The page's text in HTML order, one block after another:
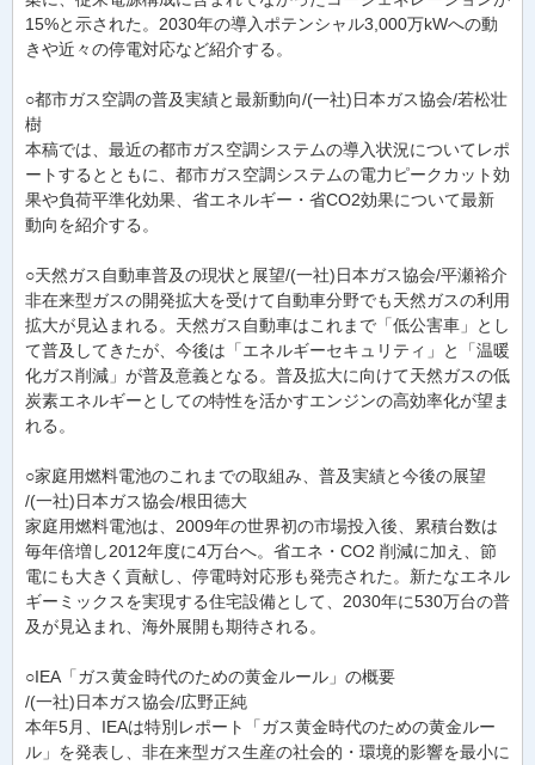
15%と示された。2030年の導入ポテンシャル3,000万kWへの動
きや近々の停電対応など紹介する。
○都市ガス空調の普及実績と最新動向/(一社)日本ガス協会/若松壮
樹
本稿では、最近の都市ガス空調システムの導入状況についてレポ
ートするとともに、都市ガス空調システムの電力ピークカット効
果や負荷平準化効果、省エネルギー・省CO2効果について最新
動向を紹介する。
○天然ガス自動車普及の現状と展望/(一社)日本ガス協会/平瀬裕介
非在来型ガスの開発拡大を受けて自動車分野でも天然ガスの利用
拡大が見込まれる。天然ガス自動車はこれまで「低公害車」とし
て普及してきたが、今後は「エネルギーセキュリティ」と「温暖
化ガス削減」が普及意義となる。普及拡大に向けて天然ガスの低
炭素エネルギーとしての特性を活かすエンジンの高効率化が望ま
れる。
○家庭用燃料電池のこれまでの取組み、普及実績と今後の展望
/(一社)日本ガス協会/根田徳大
家庭用燃料電池は、2009年の世界初の市場投入後、累積台数は
毎年倍増し2012年度に4万台へ。省エネ・CO2 削減に加え、節
電にも大きく貢献し、停電時対応形も発売された。新たなエネル
ギーミックスを実現する住宅設備として、2030年に530万台の普
及が見込まれ、海外展開も期待される。
○IEA「ガス黄金時代のための黄金ルール」の概要
/(一社)日本ガス協会/広野正純
本年5月、IEAは特別レポート「ガス黄金時代のための黄金ルー
ル」を発表し、非在来型ガス生産の社会的・環境的影響を最小に